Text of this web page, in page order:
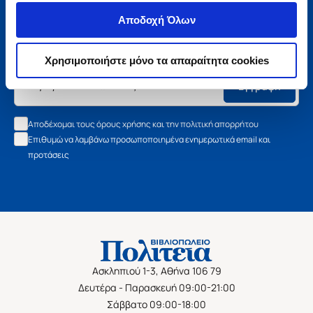
Αποδοχή Όλων
Χρησιμοποιήστε μόνο τα απαραίτητα cookies
Μάθετε τα νέα της Πολιτείας
Εγγραφείτε στο newsletter μας και μάθετε πρώτοι όλα τα
νέα βιβλία, τις εξαιρετικές τιμές και τις εκδηλώσεις μας.
Εγγραφή
Αποδέχομαι τους όρους χρήσης και την πολιτική απορρήτου
Επιθυμώ να λαμβάνω προσωποποιημένα ενημερωτικά email και
προτάσεις
Ασκληπιού 1-3, Αθήνα 106 79
Δευτέρα - Παρασκευή 09:00-21:00
Σάββατο 09:00-18:00